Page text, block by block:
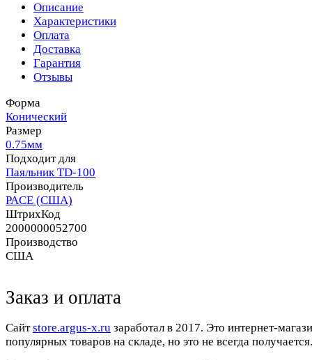
Описание
Характеристики
Оплата
Доставка
Гарантия
Отзывы
Форма
Конический
Размер
0.75мм
Подходит для
Паяльник TD-100
Производитель
PACE (США)
ШтрихКод
2000000052700
Производство
США
Заказ и оплата
Cайтstore.argus-x.ru заработал в 2017. Это интернет-
популярных товаров на складе, но это не всегда